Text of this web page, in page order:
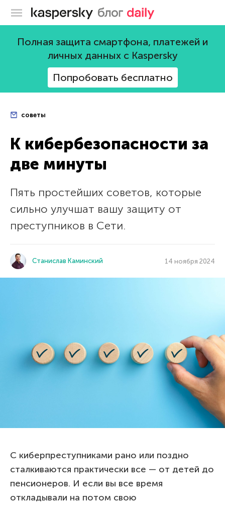
Блог Касперского
Полная защита смартфона, платежей и
личных данных с Kaspersky
Попробовать бесплатно
советы
К кибербезопасности за
две минуты
Пять простейших советов, которые
сильно улучшат вашу защиту от
преступников в Сети.
Станислав Каминский 14 ноября 2024
С киберпреступниками рано или поздно
сталкиваются практически все — от детей до
пенсионеров. И если вы все время
откладывали на потом свою